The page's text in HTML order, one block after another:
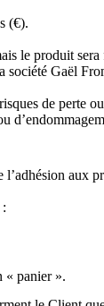
(€).
le produit
Gaël
de perte
l’adhésion aux
« panier ».